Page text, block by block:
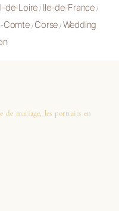
de-Loire / Ile-de-France /
Comte/ Corse / Wedding
de mariage, les portraits en